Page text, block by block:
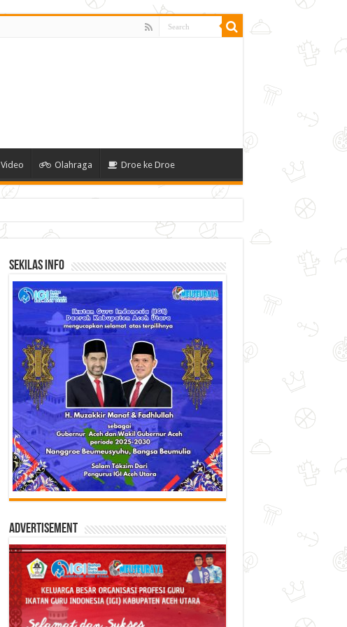
Video Olahraga Droe ke Droe
Sekilas Info
Advertisement